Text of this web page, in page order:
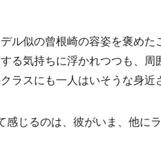
ル似の曾根崎の容姿を褒めた
る気持ちに浮かれつつも、周
ラスにも一人はいそうな身近
じるのは、彼がいま、他に